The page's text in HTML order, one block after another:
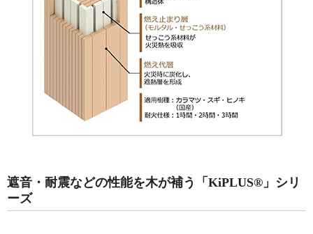
遮音・耐震などの性能を木が補う「KiPLUS®」シリ
ーズ